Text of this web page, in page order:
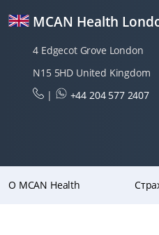
MCAN Health
4 Edgecot Grove London
N15 5HD United Kingdom
|
+44 204 577 2407
O MCAN Health